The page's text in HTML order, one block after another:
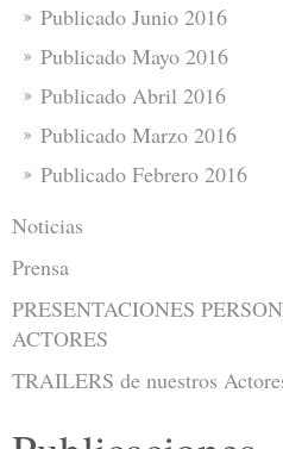
Publicado Junio 2016
Publicado Mayo 2016
Publicado Abril 2016
Publicado Marzo 2016
Publicado Febrero 2016
Noticias
Prensa
PRESENTACIONES
ACTORES
TRAILERS de nuestros